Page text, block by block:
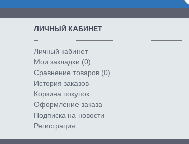
ЛИЧНЫЙ КАБИНЕТ
Личный кабинет
Мои закладки (0)
Сравнение товаров (0)
История заказов
Корзина покупок
Оформление заказа
Подписка на новости
Регистрация